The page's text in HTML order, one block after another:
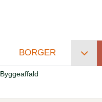
BORGER
Byggeaffald